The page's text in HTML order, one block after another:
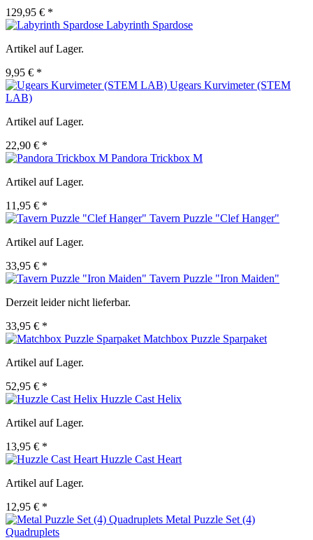
129,95 € *
Labyrinth Spardose
Artikel auf Lager.
9,95 € *
Ugears Kurvimeter (STEM
LAB)
Artikel auf Lager.
22,90 € *
Pandora Trickbox M
Artikel auf Lager.
11,95 € *
Tavern Puzzle "Clef Hanger"
Artikel auf Lager.
33,95 € *
Tavern Puzzle "Iron Maiden"
Derzeit leider nicht lieferbar.
33,95 € *
Matchbox Puzzle Sparpaket
Artikel auf Lager.
52,95 € *
Huzzle Cast Helix
Artikel auf Lager.
13,95 € *
Huzzle Cast Heart
Artikel auf Lager.
12,95 € *
Metal Puzzle Set (4)
Quadruplets